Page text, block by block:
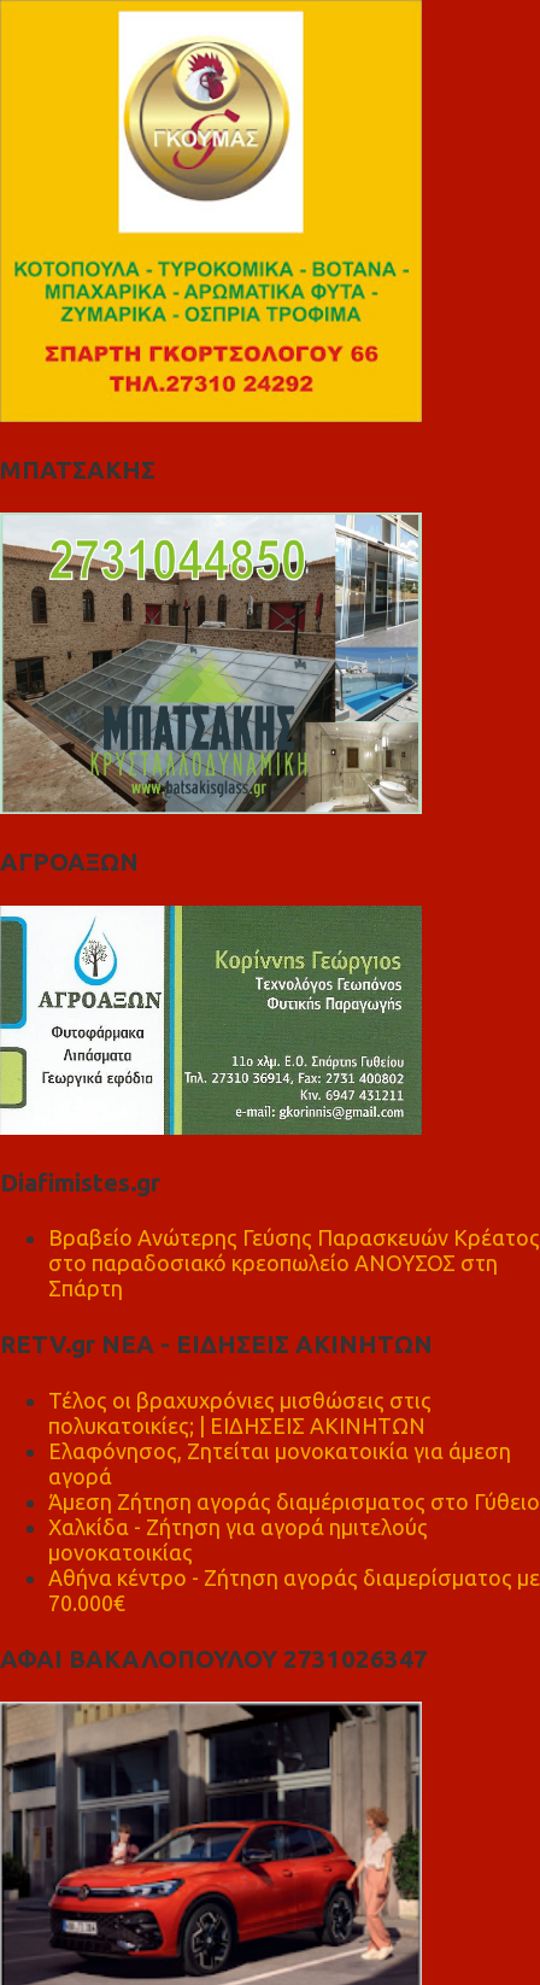
ΜΠΑΤΣΑΚΗΣ
ΑΓΡΟΑΞΩΝ
Diafimistes.gr
Βραβείο Ανώτερης Γεύσης Παρασκευών Κρέατος
στο παραδοσιακό κρεοπωλείο ΑΝΟΥΣΟΣ στη
Σπάρτη
RETV.gr ΝΕΑ - ΕΙΔΗΣΕΙΣ ΑΚΙΝΗΤΩΝ
Τέλος οι βραχυχρόνιες μισθώσεις στις
πολυκατοικίες; | ΕΙΔΗΣΕΙΣ ΑΚΙΝΗΤΩΝ
Ελαφόνησος, Ζητείται μονοκατοικία για άμεση
αγορά
Άμεση Ζήτηση αγοράς διαμέρισματος στο Γύθειο
Χαλκίδα - Ζήτηση για αγορά ημιτελούς
μονοκατοικίας
Αθήνα κέντρο - Ζήτηση αγοράς διαμερίσματος με
70.000€
ΑΦΑΙ ΒΑΚΑΛΟΠΟΥΛΟΥ 2731026347